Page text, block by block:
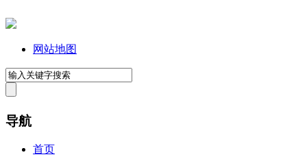
网站地图
导航
首页